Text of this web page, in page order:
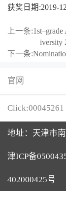
获奖日期:2019-
上一条:
iversity
下一条:
官网
Click:00045261
地址：天津市
津ICP备
402000425号